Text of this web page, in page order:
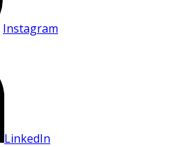
Instagram
LinkedIn